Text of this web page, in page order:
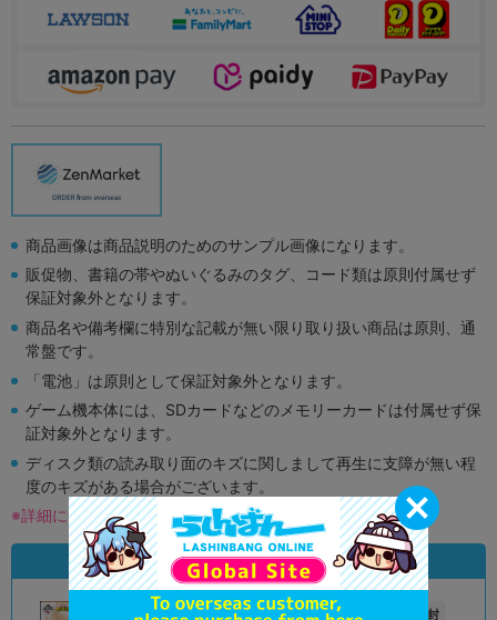
商品画像は商品説明のためのサンプル画像になります。
販促物、書籍の帯やぬいぐるみのタグ、コード類は原則付属せず
保証対象外となります。
商品名や備考欄に特別な記載が無い限り取り扱い商品は原則、通
常盤です。
「電池」は原則として保証対象外となります。
ゲーム機本体には、SDカードなどのメモリーカードは付属せず保
証対象外となります。
ディスク類の読み取り面のキズに関しまして再生に支障が無い程
度のキズがある場合がございます。
※詳細につきましてはコチラ
状態違いの同一商品
状態 : A 未開封